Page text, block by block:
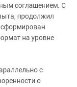
соглашением. С
продолжил
сформирован
на уровне
с
о